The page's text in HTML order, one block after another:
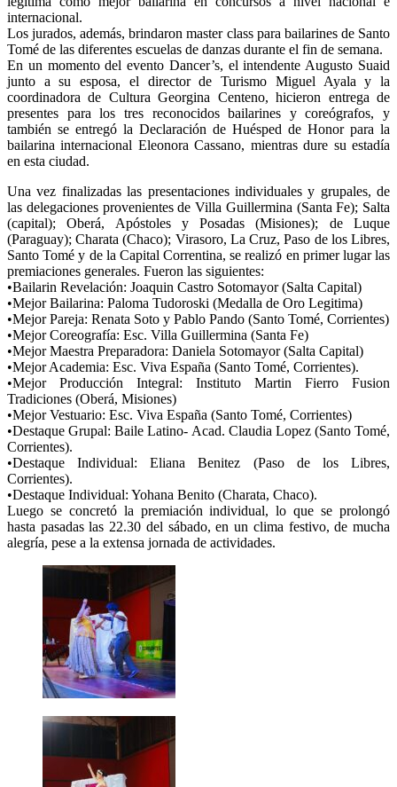
internacional.
Los jurados, además, brindaron master class para bailarines de Santo
Tomé de las diferentes escuelas de danzas durante el fin de semana.
En un momento del evento Dancer’s, el intendente Augusto Suaid
junto a su esposa, el director de Turismo Miguel Ayala y la
coordinadora de Cultura Georgina Centeno, hicieron entrega de
presentes para los tres reconocidos bailarines y coreógrafos, y
también se entregó la Declaración de Huésped de Honor para la
bailarina internacional Eleonora Cassano, mientras dure su estadía
en esta ciudad.
Una vez finalizadas las presentaciones individuales y grupales, de
las delegaciones provenientes de Villa Guillermina (Santa Fe); Salta
(capital); Oberá, Apóstoles y Posadas (Misiones); de Luque
(Paraguay); Charata (Chaco); Virasoro, La Cruz, Paso de los Libres,
Santo Tomé y de la Capital Correntina, se realizó en primer lugar las
premiaciones generales. Fueron las siguientes:
•Bailarin Revelación: Joaquin Castro Sotomayor (Salta Capital)
•Mejor Bailarina: Paloma Tudoroski (Medalla de Oro Legitima)
•Mejor Pareja: Renata Soto y Pablo Pando (Santo Tomé, Corrientes)
•Mejor Coreografía: Esc. Villa Guillermina (Santa Fe)
•Mejor Maestra Preparadora: Daniela Sotomayor (Salta Capital)
•Mejor Academia: Esc. Viva España (Santo Tomé, Corrientes).
•Mejor Producción Integral: Instituto Martin Fierro Fusion
Tradiciones (Oberá, Misiones)
•Mejor Vestuario: Esc. Viva España (Santo Tomé, Corrientes)
•Destaque Grupal: Baile Latino- Acad. Claudia Lopez (Santo Tomé,
Corrientes).
•Destaque Individual: Eliana Benitez (Paso de los Libres,
Corrientes).
•Destaque Individual: Yohana Benito (Charata, Chaco).
Luego se concretó la premiación individual, lo que se prolongó
hasta pasadas las 22.30 del sábado, en un clima festivo, de mucha
alegría, pese a la extensa jornada de actividades.